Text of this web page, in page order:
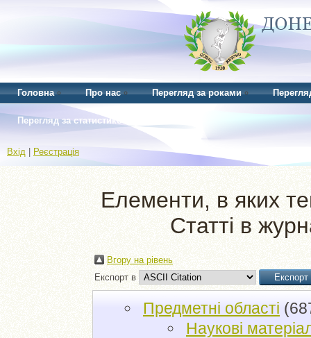
Головна Про нас Перегляд за роками
Перегляд за статистикою
Вхід Реєстрація
Елементи, в яких
Статті в
Вгору на рівень
Експорт в
Предметні області
Наукові